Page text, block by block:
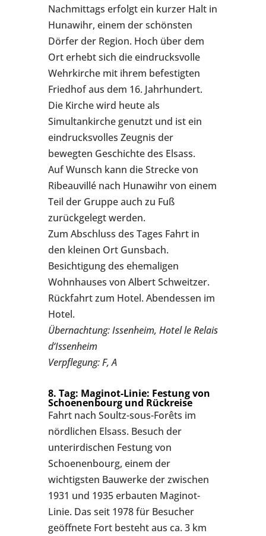
Nachmittags erfolgt ein kurzer Halt in
Hunawihr, einem der schönsten
Dörfer der Region. Hoch über dem
Ort erhebt sich die eindrucksvolle
Wehrkirche mit ihrem befestigten
Friedhof aus dem 16. Jahrhundert.
Die Kirche wird heute als
Simultankirche genutzt und ist ein
eindrucksvolles Zeugnis der
bewegten Geschichte des Elsass.
Auf Wunsch kann die Strecke von
Ribeauvillé nach Hunawihr von einem
Teil der Gruppe auch zu Fuß
zurückgelegt werden.
Zum Abschluss des Tages Fahrt in
den kleinen Ort Gunsbach.
Besichtigung des ehemaligen
Wohnhauses von Albert Schweitzer.
Rückfahrt zum Hotel. Abendessen im
Hotel.
Übernachtung: Issenheim, Hotel le Relais
d‘Issenheim
Verpflegung: F, A
8. Tag: Maginot-Linie: Festung von
Schoenenbourg und Rückreise
Fahrt nach Soultz-sous-Forêts im
nördlichen Elsass. Besuch der
unterirdischen Festung von
Schoenenbourg, einem der
wichtigsten Bauwerke der zwischen
1931 und 1935 erbauten Maginot-
Linie. Das seit 1978 für Besucher
geöffnete Fort besteht aus ca. 3 km